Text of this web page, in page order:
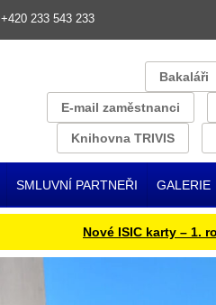
+420 233 543 233
Bakaláři
E-mail zaměstnanci
Knihovna TRIVIS
SMLUVNÍ PARTNEŘI GALERIE
Nové ISIC karty – 1. ročník